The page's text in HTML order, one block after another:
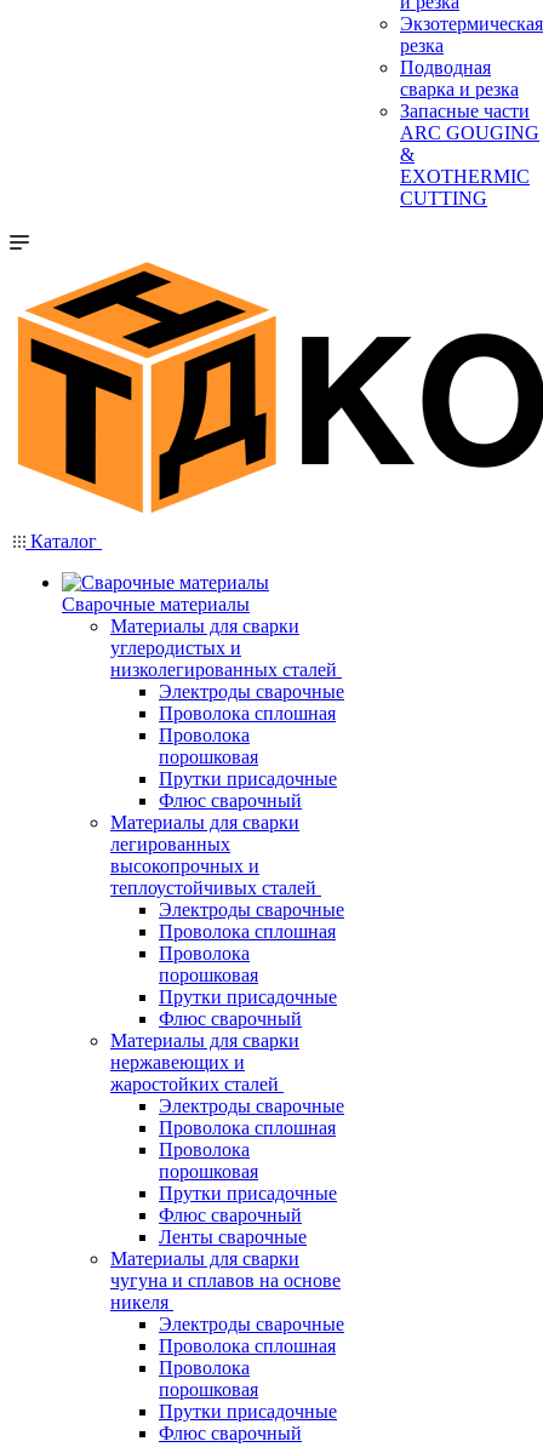
Экзотермическая
резка
Подводная
сварка и резка
Запасные части
ARC GOUGING
&
EXOTHERMIC
CUTTING
Каталог
Сварочные материалы
Материалы для сварки
углеродистых и
низколегированных сталей
Электроды сварочные
Проволока сплошная
Проволока
порошковая
Прутки присадочные
Флюс сварочный
Материалы для сварки
легированных
высокопрочных и
теплоустойчивых сталей
Электроды сварочные
Проволока сплошная
Проволока
порошковая
Прутки присадочные
Флюс сварочный
Материалы для сварки
нержавеющих и
жаростойких сталей
Электроды сварочные
Проволока сплошная
Проволока
порошковая
Прутки присадочные
Флюс сварочный
Ленты сварочные
Материалы для сварки
чугуна и сплавов на основе
никеля
Электроды сварочные
Проволока сплошная
Проволока
порошковая
Прутки присадочные
Флюс сварочный